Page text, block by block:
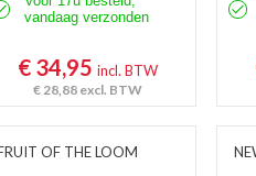
vandaag verzonden
€ 34,95incl. BTW
€ 28,88 excl. BTW
OF THE LOOM